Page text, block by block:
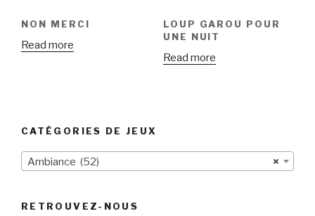
NON MERCI
Read more
LOUP GAROU POUR
UNE NUIT
Read more
CATÉGORIES DE JEUX
×
Ambiance (52)
RETROUVEZ-NOUS